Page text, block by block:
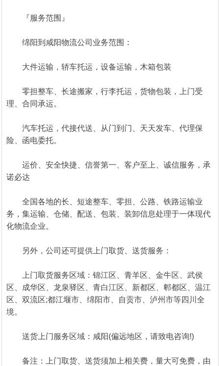
『服务范围』
绵阳到咸阳物流公司业务范围：
大件运输，轿车托运，设备运输，木箱包装
零担整车、长途搬家，行李托运，货物包装，上门受
理、合同承运。
汽车托运，代接代送、从门到门、天天发车、代理保
险、函电委托。
运价、安全快捷、信誉第一、客户至上、诚信服务，承
诺必达
全国各地的长、短途整车、零担、公路、铁路运输业
务，集运输、仓储、配送、包装、装卸信息处理于一体现代
化物流企业。
另外，公司还可提供上门取货、送货服务：
上门取货服务区域：锦江区、青羊区、金牛区、武侯
区、成华区、龙泉驿区、青白江区、新都区、郫都区、温江
区、双流区;都江堰市、绵阳市、自贡市、泸州市等四川全
境。
送货上门服务区域：咸阳(偏远地区，请致电咨询!)
备注：上门取货、送货须加上相关费，量大可免费，由